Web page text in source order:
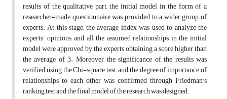
results of the qualitative part, the initial model in the form of a
researcher-made questionnaire was provided to a wider group of
experts. At this stage, the average index was used to analyze the
experts' opinions, and all the assumed relationships in the initial
model were approved by the experts obtaining a score higher than
the average of 3. Moreover, the significance of the results was
verified using the Chi-square test, and the degree of importance of
relationships to each other was confirmed through Friedman's
ranking test and the final model of the research was designed.